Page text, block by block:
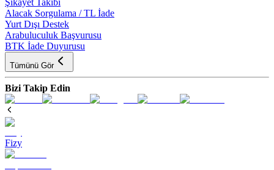
Şikayet Takibi
Alacak Sorgulama / TL İade
Yurt Dışı Destek
Arabuluculuk Başvurusu
BTK İade Duyurusu
Tümünü Gör
Bizi Takip Edin
Fizy